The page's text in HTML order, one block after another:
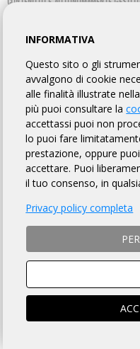
RANDO
WITOOR SPORT A.S.D.
INFORMAZIONI
ISCRITTI
83
TEMPO MASSIMO
INFORMATIVA
Questo sito o gli
avvalgono di cookie
alle finalità illustrate
più puoi consultare la
accettassi puoi non
lo puoi fare
prestazione, oppure
accettare. Puoi
il tuo consenso, in
Privacy policy completa